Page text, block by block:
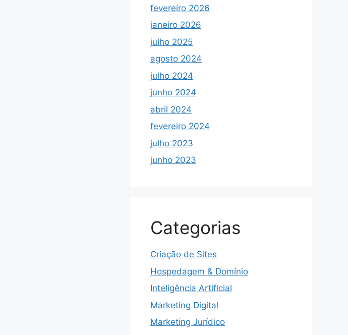
fevereiro 2026
janeiro 2026
julho 2025
agosto 2024
julho 2024
junho 2024
abril 2024
fevereiro 2024
julho 2023
junho 2023
Categorias
Criação de Sites
Hospedagem & Domínio
Inteligência Artificial
Marketing Digital
Marketing Jurídico